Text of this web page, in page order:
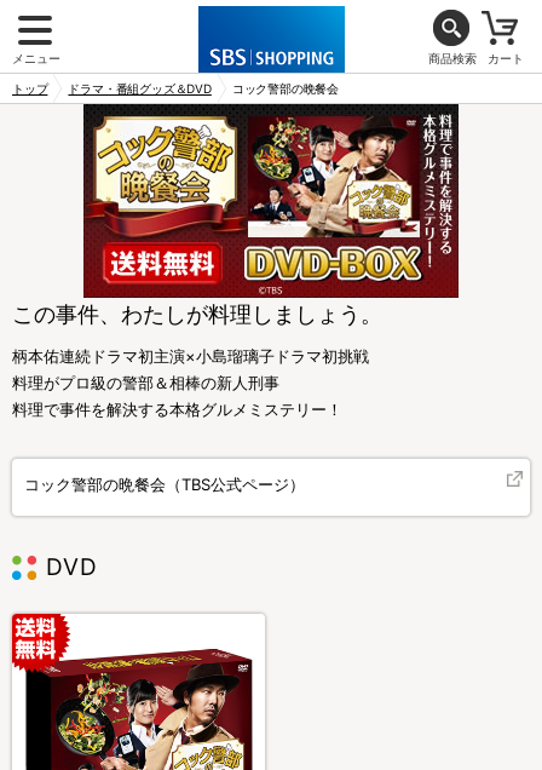
メニュー 商品検索 カート
トップ ドラマ・番組グッズ＆DVD コック警部の晩餐会
この事件、わたしが料理しましょう。
柄本佑連続ドラマ初主演×小島瑠璃子ドラマ初挑戦
料理がプロ級の警部＆相棒の新人刑事
料理で事件を解決する本格グルメミステリー！
コック警部の晩餐会（TBS公式ページ）
DVD